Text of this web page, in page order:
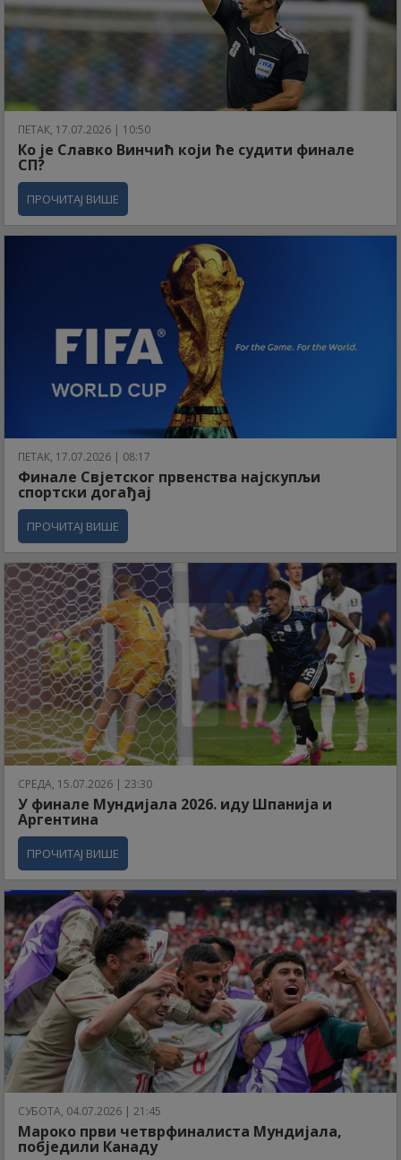
ПЕТАК, 17.07.2026 | 10:50
Ко је Славко Винчић који ће судити финале
СП?
ПРОЧИТАЈ ВИШЕ
ПЕТАК, 17.07.2026 | 08:17
Финале Свјетског првенства најскупљи
спортски догађај
ПРОЧИТАЈ ВИШЕ
СРЕДА, 15.07.2026 | 23:30
У финале Мундијала 2026. иду Шпанија и
Аргентина
ПРОЧИТАЈ ВИШЕ
СУБОТА, 04.07.2026 | 21:45
Мароко први четврфиналиста Мундијала,
побједили Канаду